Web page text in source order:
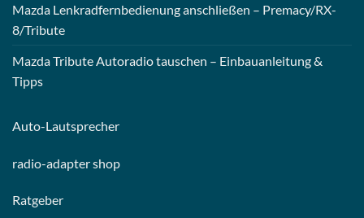
Mazda Lenkradfernbedienung anschließen – Premacy/RX-
8/Tribute
Mazda Tribute Autoradio tauschen – Einbauanleitung &
Tipps
Auto-Lautsprecher
radio-adapter shop
Ratgeber